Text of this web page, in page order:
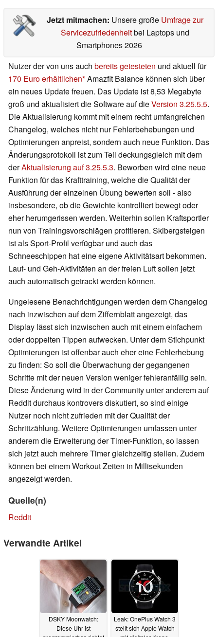
Jetzt mitmachen: Unsere große Umfrage zur
Servicezufriedenheitbei Laptops und
Smartphones 2026
Nutzer der von uns auch bereits getesteten und aktuell für
170 Euro erhältlichen Amazfit Balance können sich über
ein neues Update freuen. Das Update ist 8,53 Megabyte
groß und aktualisiert die Software auf dieVersion 3.25.5.5.
Die Aktualisierung kommt mit einem recht umfangreichen
Changelog, welches nicht nur Fehlerbehebungen und
Optimierungen anpreist, sondern auch neue Funktion. Das
Änderungsprotokoll ist zum Teil deckungsgleich mit dem
derAktualisierung auf 3.25.5.3. Beworben wird eine neue
Funktion für das Krafttraining, welche die Qualität der
Ausführung der einzelnen Übung bewerten soll - also
insbesondere, ob die Gewichte kontrolliert bewegt oder
eher herumgerissen werden. Weiterhin sollen Kraftsportler
nun von Trainingsvorschlägen profitieren. Skibergsteigen
ist als Sport-Profil verfügbar und auch das
Schneeschippen hat eine eigene Aktivitätsart bekommen.
Lauf- und Geh-Aktivitäten an der freien Luft sollen jetzt
auch automatisch getrackt werden können.
Ungelesene Benachrichtigungen werden dem Changelog
nach inzwischen auf dem Ziffernblatt angezeigt, das
Display lässt sich inzwischen auch mit einem einfachem
oder doppelten Tippen aufwecken. Unter dem Stichpunkt
Optimierungen ist offenbar auch eher eine Fehlerhebung
zu finden: So soll die Überwachung der gegangenen
Schritte mit der neuen Version weniger fehleranfällig sein.
Diese Änderung wird in der Community unter anderem auf
Reddit durchaus kontrovers diskutiert, so sind einige
Nutzer noch nicht zufrieden mit der Qualität der
Schrittzählung. Weitere Optimierungen umfassen unter
anderem die Erweiterung der Timer-Funktion, so lassen
sich jetzt auch mehrere Timer gleichzeitig stellen. Zudem
können bei einem Workout Zeiten in Millisekunden
angezeigt werden.
Quelle(n)
Reddit
Verwandte Artikel
DSKY Moonwatch:
Diese Uhr ist
Leak: OnePlus Watch 3
stellt sich Apple Watch